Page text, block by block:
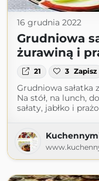
16 grudnia 2022
Grudniowa
żurawiną i
21 3 Zapisz
Grudniowa sałatka
Na stół, na lunch,
sałaty, jabłko i